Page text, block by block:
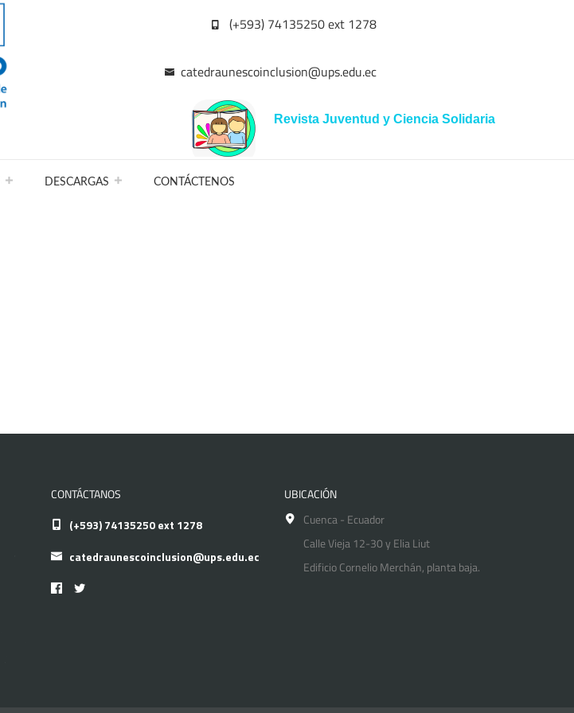
(+593) 74135250 ext 1278
catedraunescoinclusion@ups.edu.ec
Revista Juventud y Ciencia Solidaria
DESCARGAS CONTÁCTENOS
CONTÁCTANOS
(+593) 74135250 ext 1278
catedraunescoinclusion@ups.edu.ec
UBICACIÓN
Cuenca - Ecuador
Calle Vieja 12-30 y Elia Liut
Edificio Cornelio Merchán, planta baja.